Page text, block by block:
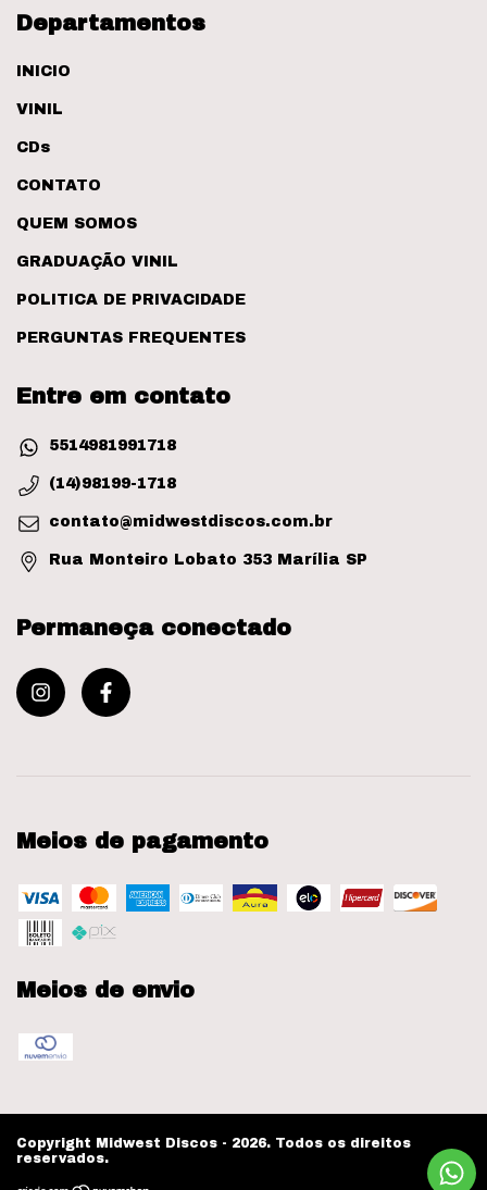
Departamentos
INICIO
VINIL
CDs
CONTATO
QUEM SOMOS
GRADUAÇÃO VINIL
POLITICA DE PRIVACIDADE
PERGUNTAS FREQUENTES
Entre em contato
5514981991718
(14)98199-1718
contato@midwestdiscos.com.br
Rua Monteiro Lobato 353 Marília SP
Permaneça conectado
Meios de pagamento
Meios de envio
Copyright Midwest Discos - 2026. Todos os direitos
reservados.